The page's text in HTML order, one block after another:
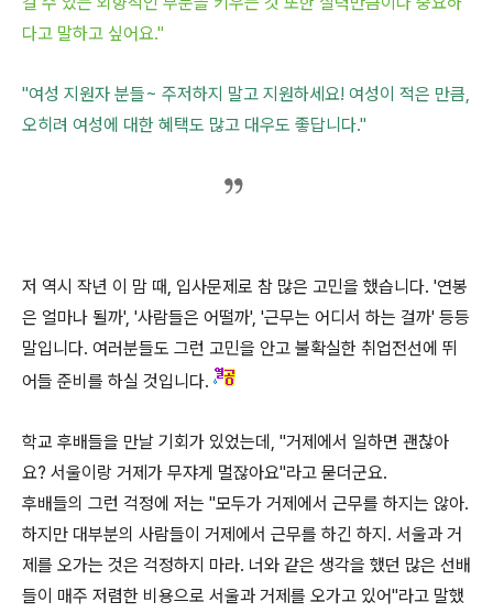
다고 말하고 싶어요."
"여성 지원자 분들~ 주저하지 말고 지원하세요! 여성이 적은 만큼,
오히려 여성에 대한 혜택도 많고 대우도 좋답니다."
저 역시 작년 이 맘 때, 입사문제로 참 많은 고민을 했습니다. '연봉
은 얼마나 될까', '사람들은 어떨까', '근무는 어디서 하는 걸까' 등등
말입니다. 여러분들도 그런 고민을 안고 불확실한 취업전선에 뛰
어들 준비를 하실 것입니다.
학교 후배들을 만날 기회가 있었는데, "거제에서 일하면 괜찮아
요? 서울이랑 거제가 무쟈게 멀잖아요"라고 묻더군요.
후배들의 그런 걱정에 저는 "모두가 거제에서 근무를 하지는 않아.
하지만 대부분의 사람들이 거제에서 근무를 하긴 하지. 서울과 거
제를 오가는 것은 걱정하지 마라. 너와 같은 생각을 했던 많은 선배
들이 매주 저렴한 비용으로 서울과 거제를 오가고 있어"라고 말했